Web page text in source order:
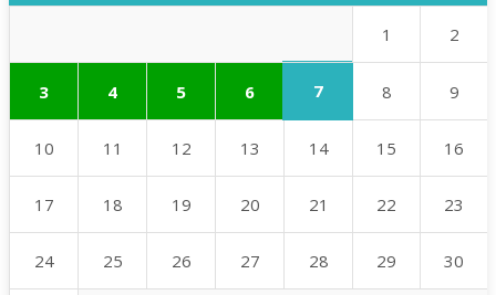
1 2
3 4 5 6 7 8 9
10 11 12 13 14 15 16
17 18 19 20 21 22 23
24 25 26 27 28 29 30